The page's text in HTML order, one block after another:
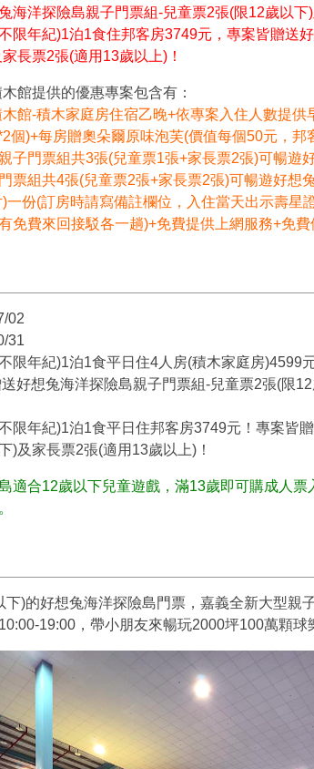
海洋探險島親子門票組-兒童票2張(限12歲以下
限年紀)1泊1食住邦客房3749元，專案皆贈送
長票2張(適用13歲以上)！
館提供的優惠專案包含有：
館-積木家庭房住宿乙晚+依專案入住人數提供
個)+每房贈奧朵爾原味泡芙(價值每個50元，
子門票組共3張(兒童票1張+家長票2張)可暢遊
票組共4張(兒童票2張+家長票2張)可暢遊好想
一份(訂房時請寫備註欄位，入住當天出示壽星
免費來回接駁各一趟)+免費提供上網服務+免
02
31
限年紀)1泊1食平日住4人房(積木家庭房)4599
好想兔海洋探險島親子門票組-兒童票2張(限
限年紀)1泊1食平日住邦客房3749元！專案皆
)及家長票2張(適用13歲以上)！
適合12歲以下兒童遊戲，滿13歲即可購成人
下)的好想兔海洋探險島門票，嘉義全新大型親
19:00，帶小朋友來暢玩2000坪100萬顆球